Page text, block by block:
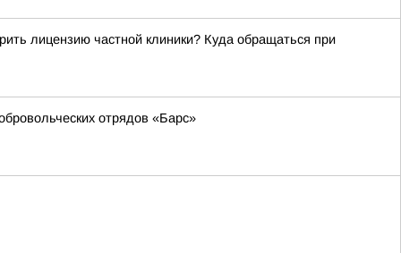
лицензию частной клиники? Куда обращаться при
отрядов «Барс»